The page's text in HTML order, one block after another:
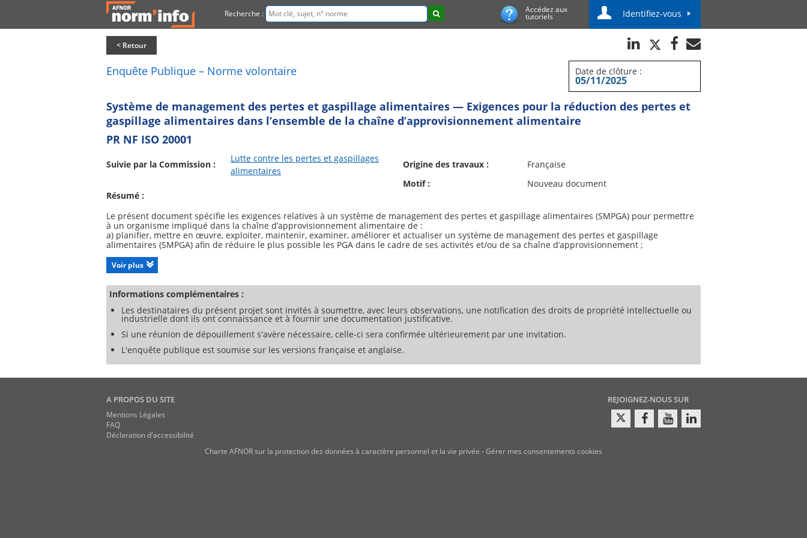
Recherche : Accédez aux
tutoriels Identifiez-vous
< Retour
Enquête Publique – Norme volontaire Date de clôture :
05/11/2025
Système de management des pertes et gaspillage alimentaires — Exigences pour la réduction des pertes et
gaspillage alimentaires dans l’ensemble de la chaîne d’approvisionnement alimentaire
PR NF ISO 20001
Suivie par la Commission :
Lutte contre les pertes et gaspillages
alimentaires
Origine des travaux :
Française
Motif :
Nouveau document
Résumé :
Le présent document spécifie les exigences relatives à un système de management des pertes et gaspillage alimentaires (SMPGA) pour permettre
à un organisme impliqué dans la chaîne d’approvisionnement alimentaire de :
a) planifier, mettre en œuvre, exploiter, maintenir, examiner, améliorer et actualiser un système de management des pertes et gaspillage
alimentaires (SMPGA) afin de réduire le plus possible les PGA dans le cadre de ses activités et/ou de sa chaîne d’approvisionnement ;
b) mettre en place des dispositifs pour quantifier, mesurer, surveiller, documenter et rendre compte
des PGA ;
c) contribuer à réduire les PGA tout au long de la chaîne d’approvisionnement alimentaire ;
d) évaluer et apprécier les parties intéressées au sein de la chaîne d’approvisionnement alimentaire ;
e) communiquer efficacement sur les questions relatives aux PGA avec les parties intéressées de la chaîne d’approvisionnement alimentaire ;
f) garantir la conformité avec sa politique déclarée en matière de PGA ;
g) démontrer aux parties intéressées concernées l’amélioration continue de ses efforts visant à réduire les PGA ; et
h) faire certifier ou enregistrer son SMPGA par un organisme externe, ou effectuer une auto-évaluation ou une auto-déclaration de conformité au
Voir plus
Informations complémentaires :
Les destinataires du présent projet sont invités à soumettre, avec leurs observations, une notification des droits de propriété intellectuelle ou
industrielle dont ils ont connaissance et à fournir une documentation justificative.
Si une réunion de dépouillement s'avère nécessaire, celle-ci sera confirmée ultérieurement par une invitation.
L'enquête publique est soumise sur les versions française et anglaise.
A PROPOS DU SITE
Mentions Légales
FAQ
Déclaration d'accessibilité
REJOIGNEZ-NOUS SUR
Charte AFNOR sur la protection des données à caractère personnel et la vie privée -Gérer mes consentements cookies